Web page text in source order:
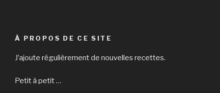
À PROPOS DE CE SITE
J’ajoute régulièrement de nouvelles recettes.
Petit à petit …